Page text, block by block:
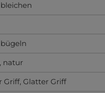
, natur
Griff, Glatter Griff